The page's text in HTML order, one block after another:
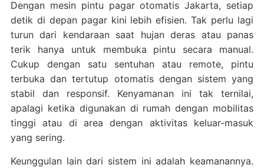
Dengan mesin pintu pagar otomatis Jakarta, setiap
detik di depan pagar kini lebih efisien. Tak perlu lagi
turun dari kendaraan saat hujan deras atau panas
terik hanya untuk membuka pintu secara manual.
Cukup dengan satu sentuhan atau remote, pintu
terbuka dan tertutup otomatis dengan sistem yang
stabil dan responsif. Kenyamanan ini tak ternilai,
apalagi ketika digunakan di rumah dengan mobilitas
tinggi atau di area dengan aktivitas keluar-masuk
yang sering.
Keunggulan lain dari sistem ini adalah keamanannya.